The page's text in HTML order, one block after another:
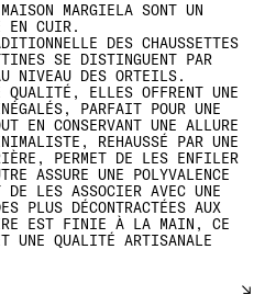
MARGIELA SONT UN
EN CUIR.
DES CHAUSSETTES
SE DISTINGUENT PAR
NIVEAU DES ORTEILS.
ELLES OFFRENT UNE
PARFAIT POUR UNE
EN CONSERVANT UNE ALLURE
REHAUSSÉ PAR UNE
PERMET DE LES ENFILER
ASSURE UNE POLYVALENCE
DE LES ASSOCIER AVEC UNE
PLUS DÉCONTRACTÉES AUX
EST FINIE À LA MAIN, CE
UNE QUALITÉ ARTISANALE